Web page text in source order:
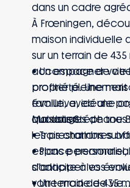
dans un cadre
À Frœningen,
maison individuelle
sur un terrain de
accompagner
propriété. Une
évolutive, idéale
quotidien.
• Un espace de vie
profiter
famille, avec une
aux usages de tous
• Trois chambres
espace
d’anticiper les
• Un terrain de 435
Maisons Stéphane
les prestations
• Plans
s’adapte à vos
votre mode de vie